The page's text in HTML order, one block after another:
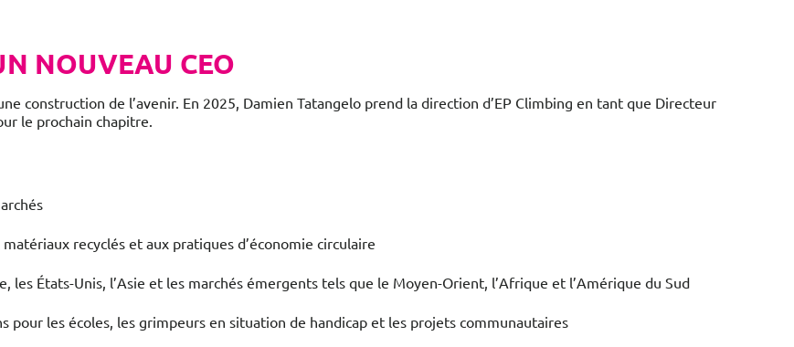
NOUVEAU CEO
construction de l’avenir. En 2025, Damien Tatangelo prend la direction d’EP Climbing en tant que Directeur
le prochain chapitre.
matériaux recyclés et aux pratiques d’économie circulaire
les États-Unis, l’Asie et les marchés émergents tels que le Moyen-Orient, l’Afrique et l’Amérique du Sud
pour les écoles, les grimpeurs en situation de handicap et les projets communautaires